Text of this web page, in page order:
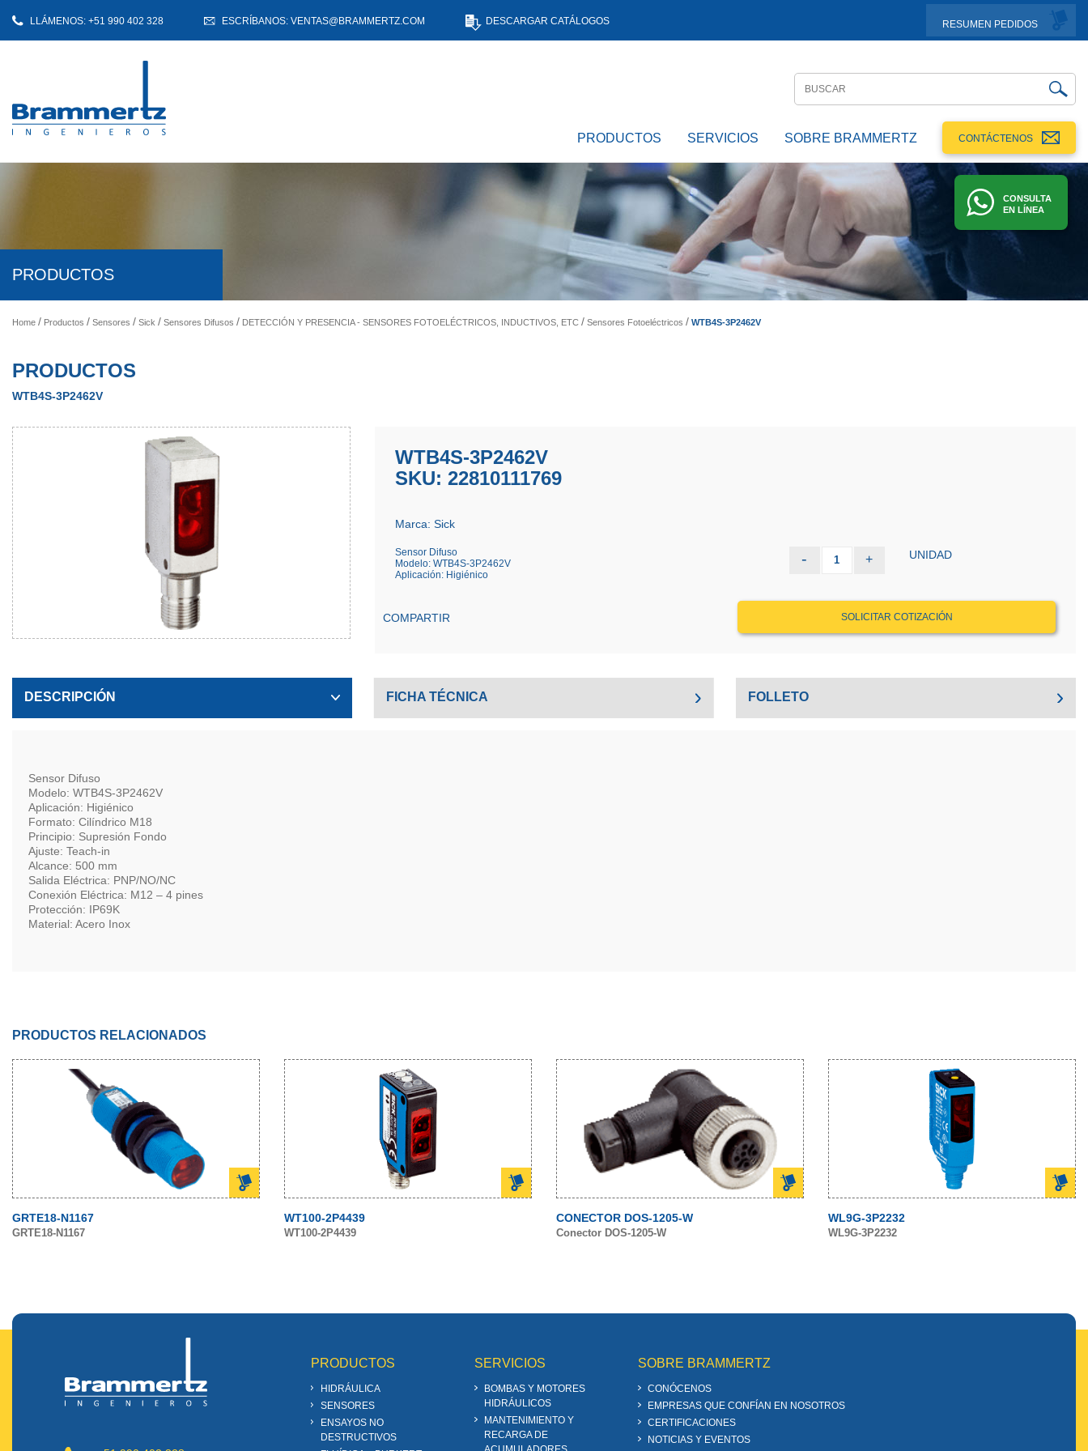
LLÁMENOS: +51 990 402 328 ESCRÍBANOS: VENTAS@BRAMMERTZ.COM DESCARGAR CATÁLOGOS RESUMEN PEDIDOS
PRODUCTOS SERVICIOS SOBRE BRAMMERTZ CONTÁCTENOS
CONSULTA
EN LÍNEA
PRODUCTOS
Home Productos Sensores Sick Sensores Difusos DETECCIÓN Y PRESENCIA - SENSORES FOTOELÉCTRICOS, INDUCTIVOS, ETC Sensores Fotoeléctricos WTB4S-3P2462V
PRODUCTOS
WTB4S-3P2462V
WTB4S-3P2462V
SKU: 22810111769
Marca: Sick
Sensor Difuso
Modelo: WTB4S-3P2462V
Aplicación: Higiénico
- 1 + UNIDAD
COMPARTIR SOLICITAR COTIZACIÓN
DESCRIPCIÓN
Sensor Difuso
Modelo: WTB4S-3P2462V
Aplicación: Higiénico
Formato: Cilíndrico M18
Principio: Supresión Fondo
Ajuste: Teach-in
Alcance: 500 mm
Salida Eléctrica: PNP/NO/NC
Conexión Eléctrica: M12 – 4 pines
Protección: IP69K
Material: Acero Inox
FICHA TÉCNICA FOLLETO
PRODUCTOS RELACIONADOS
GRTE18-N1167
GRTE18-N1167
WT100-2P4439
WT100-2P4439
CONECTOR DOS-1205-W
Conector DOS-1205-W
WL9G-3P2232
WL9G-3P2232
PRODUCTOS
HIDRÁULICA
SENSORES
ENSAYOS NO
DESTRUCTIVOS
SERVICIOS
BOMBAS Y MOTORES
HIDRÁULICOS
MANTENIMIENTO Y
RECARGA DE
SOBRE BRAMMERTZ
CONÓCENOS
EMPRESAS QUE CONFÍAN EN NOSOTROS
CERTIFICACIONES
NOTICIAS Y EVENTOS